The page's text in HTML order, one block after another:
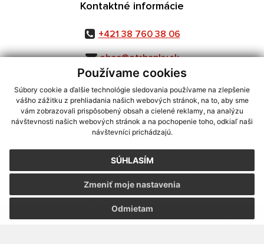
Používame cookies
Súbory cookie a ďalšie technológie sledovania používame na zlepšenie
vášho zážitku z prehliadania našich webových stránok, na to, aby sme
vám zobrazovali prispôsobený obsah a cielené reklamy, na analýzu
návštevnosti našich webových stránok a na pochopenie toho, odkiaľ naši
návštevníci prichádzajú.
SÚHLASÍM
Odmietam
Zmeniť moje nastavenia
Kontaktné informácie
+421 38 760 38 06
obec@otrhanky.sk
využite možnosť získavania aktuálnych informácií s využitím RSS
CMS systém (redakčný) systém ECHELON 2,Mapa stránok,web portál
webex.digital, s.r.o.,domény,registrácia domény
Posledná aktualizácia:05.08.2026
Vytlačiť stránku|Vyhlásenie o prístupnosti